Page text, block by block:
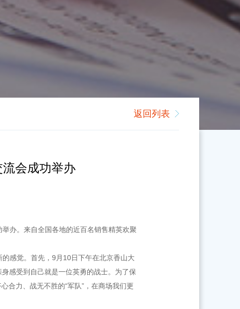
返回列表
流会成功举办
办。来自全国各地的近百名销售精英欢聚
感觉。首先，9月10日下午在北京香山大
感受到自己就是一位英勇的战士。为了保
合力、战无不胜的“军队”，在商场我们更